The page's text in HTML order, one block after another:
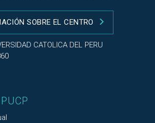
SOBRE EL CENTRO
CATOLICA DEL PERU